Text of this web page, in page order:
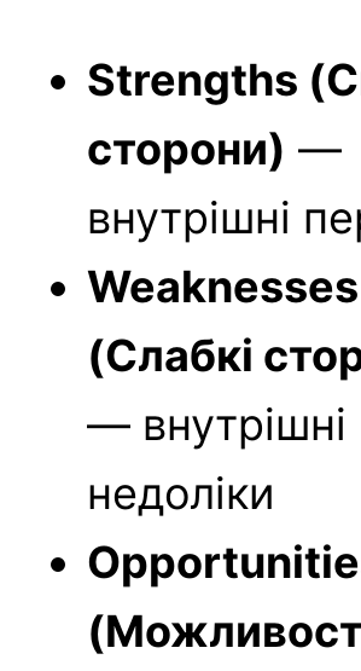
Strengths
сторони) —
внутрішні
Weaknesses
(Слабкі
— внутрішні
недоліки